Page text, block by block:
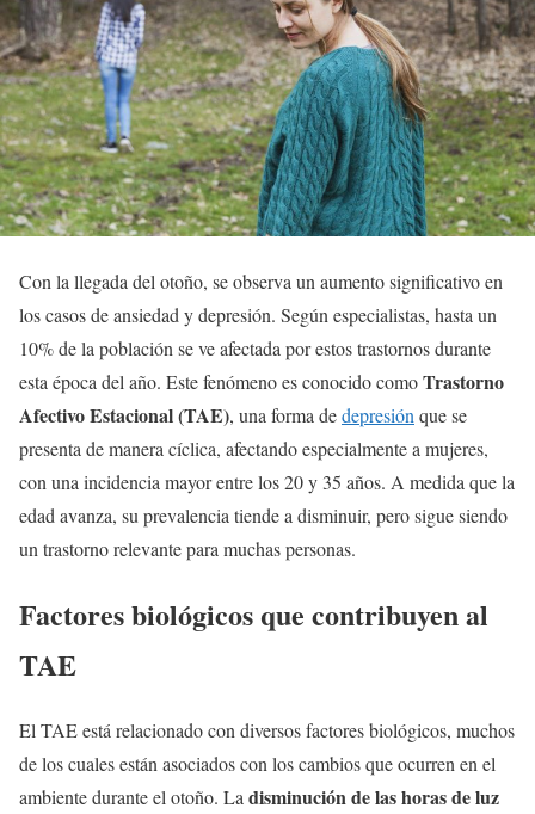
Con la llegada del otoño, se observa un aumento significativo en
los casos de ansiedad y depresión. Según especialistas, hasta un
10% de la población se ve afectada por estos trastornos durante
esta época del año. Este fenómeno es conocido comoTrastorno
Afectivo Estacional (TAE), una forma dedepresión que se
presenta de manera cíclica, afectando especialmente a mujeres,
con una incidencia mayor entre los 20 y 35 años. A medida que la
edad avanza, su prevalencia tiende a disminuir, pero sigue siendo
un trastorno relevante para muchas personas.
Factores biológicos que contribuyen al
TAE
El TAE está relacionado con diversos factores biológicos, muchos
de los cuales están asociados con los cambios que ocurren en el
ambiente durante el otoño. La disminución de las horas de luz